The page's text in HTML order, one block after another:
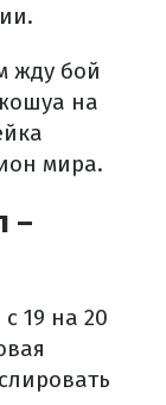
жду бой
на
мира.
–
19 на 20